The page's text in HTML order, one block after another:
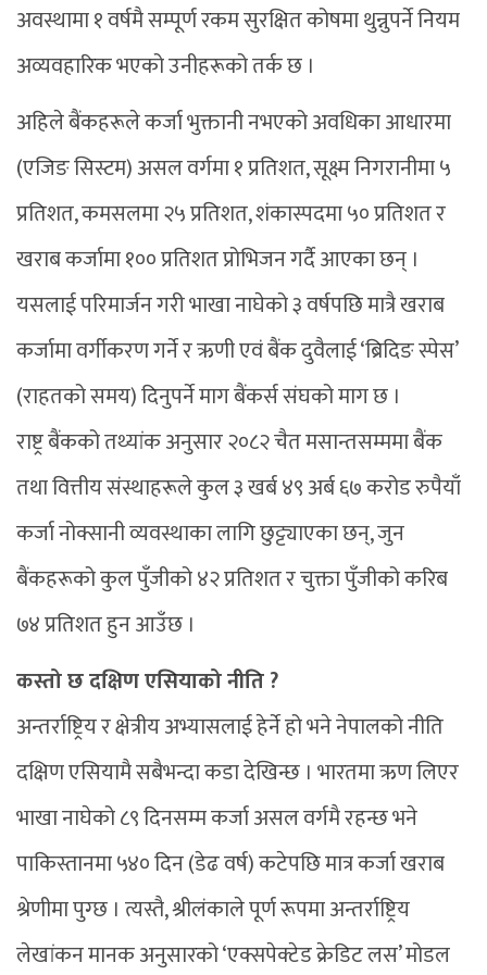
अवस्थामा १ वर्षमै सम्पूर्ण रकम सुरक्षित कोषमा थुन्नुपर्ने नियम
अव्यवहारिक भएको उनीहरूको तर्क छ ।
अहिले बैंकहरूले कर्जा भुक्तानी नभएको अवधिका आधारमा
(एजिङ सिस्टम) असल वर्गमा १ प्रतिशत, सूक्ष्म निगरानीमा ५
प्रतिशत, कमसलमा २५ प्रतिशत, शंकास्पदमा ५० प्रतिशत र
खराब कर्जामा १०० प्रतिशत प्रोभिजन गर्दै आएका छन् ।
यसलाई परिमार्जन गरी भाखा नाघेको ३ वर्षपछि मात्रै खराब
कर्जामा वर्गीकरण गर्ने र ऋणी एवं बैंक दुवैलाई ‘ब्रिदिङ स्पेस’
(राहतको समय) दिनुपर्ने माग बैंकर्स संघको माग छ ।
राष्ट्र बैंकको तथ्यांक अनुसार २०८२ चैत मसान्तसम्ममा बैंक
तथा वित्तीय संस्थाहरूले कुल ३ खर्ब ४९ अर्ब ६७ करोड रुपैयाँ
कर्जा नोक्सानी व्यवस्थाका लागि छुट्ट्याएका छन्, जुन
बैंकहरूको कुल पुँजीको ४२ प्रतिशत र चुक्ता पुँजीको करिब
७४ प्रतिशत हुन आउँछ ।
कस्तो छ दक्षिण एसियाको नीति ?
अन्तर्राष्ट्रिय र क्षेत्रीय अभ्यासलाई हेर्ने हो भने नेपालको नीति
दक्षिण एसियामै सबैभन्दा कडा देखिन्छ । भारतमा ऋण लिएर
भाखा नाघेको ८९ दिनसम्म कर्जा असल वर्गमै रहन्छ भने
पाकिस्तानमा ५४० दिन (डेढ वर्ष) कटेपछि मात्र कर्जा खराब
श्रेणीमा पुग्छ । त्यस्तै, श्रीलंकाले पूर्ण रूपमा अन्तर्राष्ट्रिय
लेखांकन मानक अनुसारको ‘एक्सपेक्टेड क्रेडिट लस’ मोडल